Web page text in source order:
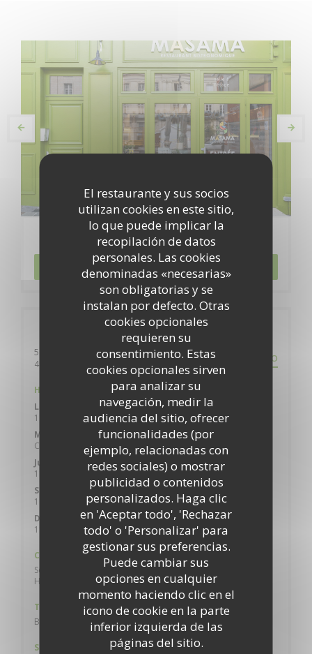
El restaurante y sus socios
utilizan cookies en este sitio,
lo que puede implicar la
recopilación de datos
personales. Las cookies
denominadas «necesarias»
son obligatorias y se
instalan por defecto. Otras
cookies opcionales
requieren su
consentimiento. Estas
cookies opcionales sirven
para analizar su
navegación, medir la
audiencia del sitio, ofrecer
funcionalidades (por
ejemplo, relacionadas con
redes sociales) o mostrar
publicidad o contenidos
personalizados. Haga clic
en 'Aceptar todo', 'Rechazar
todo' o 'Personalizar' para
gestionar sus preferencias.
Puede cambiar sus
opciones en cualquier
momento haciendo clic en el
icono de cookie en la parte
inferior izquierda de las
páginas del sitio.
Reserva
RESERVAR UNA MESA
Información general
5 Place de la Billange
49400 SAUMUR
((abre en una nueva ventana)) ITINERARIO
Horario de apertura
Lunes
11:45 - 14:30 •
18:45 - 22:00
Mar
Cerrado
Jue
11:45 - 14:30
18:45 - 22:00
Sábado
11:45 - 14:00
• 18:45 - 22:00
Domingo
11:45 - 14:30
Cocina
Semi - Gourmet, Producto regional, productos frescos,
Hecho en casa, Cocina Tradicional, Latino
Tipo de negocio
Bistro gastronómico, Restaurante Latino
Servicios